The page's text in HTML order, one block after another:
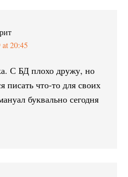
at 20:45
С БД плохо дружу, но
писать что-то для своих
буквально сегодня